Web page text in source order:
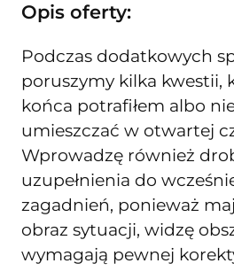
Opis oferty:
Podczas dodatkowych
poruszymy kilka kwestii,
końca potrafiłem albo
umieszczać w otwartej
Wprowadzę również
uzupełnienia do
zagadnień, ponieważ
obraz sytuacji, widzę
wymagają pewnej